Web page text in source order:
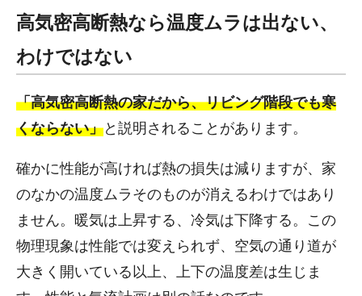
高気密高断熱なら温度ムラは出ない、
わけではない
「高気密高断熱の家だから、リビング階段でも寒
くならない」と説明されることがあります。
確かに性能が高ければ熱の損失は減りますが、家
のなかの温度ムラそのものが消えるわけではあり
ません。暖気は上昇する、冷気は下降する。この
物理現象は性能では変えられず、空気の通り道が
大きく開いている以上、上下の温度差は生じま